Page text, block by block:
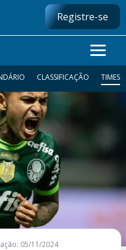
Registre-se
CLASSIFICAÇÃO TIMES
05/11/2024